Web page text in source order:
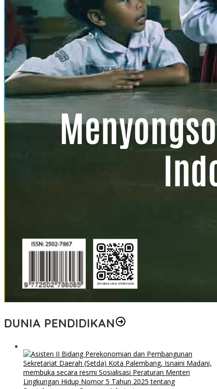
DUNIA PENDIDIKAN